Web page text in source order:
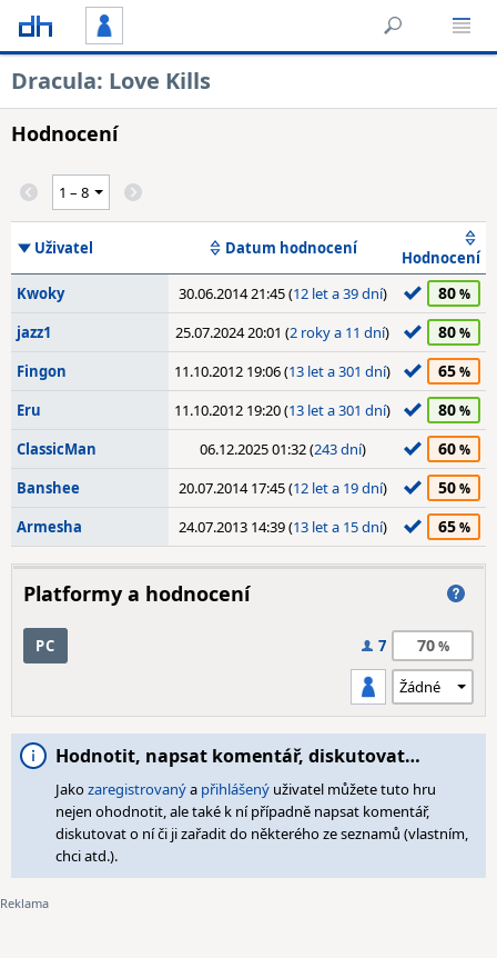
Dracula: Love Kills
Hodnocení
Uživatel Datum hodnocení
Hodnocení
Kwoky
30.06.2014 21:45 (12 let a 39 dní) 80
jazz1 25.07.2024 20:01 (2 roky a 11 dní) 80
Fingon 11.10.2012 19:06 (13 let a 301 dní) 65
Eru 11.10.2012 19:20 (13 let a 301 dní) 80
ClassicMan 06.12.2025 01:32 (243 dní) 60
Banshee 20.07.2014 17:45 (12 let a 19 dní) 50
Armesha 24.07.2013 14:39 (13 let a 15 dní) 65
Platformy a hodnocení
PC 7 70
Hodnotit, napsat komentář, diskutovat…
Jakozaregistrovanýa přihlášený uživatel můžete tuto hru
nejen ohodnotit, ale také k ní případně napsat komentář,
diskutovat o ní či ji zařadit do některého ze seznamů (vlastním,
chci atd.).